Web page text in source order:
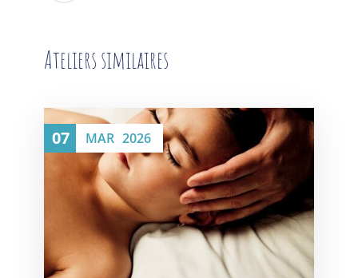
Ateliers similaires
07 MAR 2026